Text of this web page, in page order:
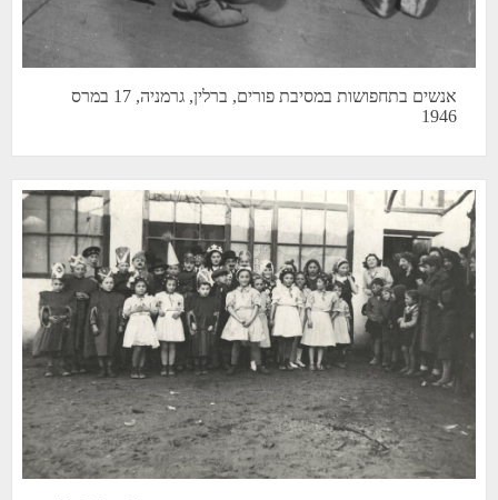
אנשים בתחפושות במסיבת פורים, ברלין, גרמניה, 17 במרס
1946